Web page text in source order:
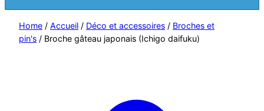
Home / Accueil / Déco et accessoires / Broches et
pin's / Broche gâteau japonais (Ichigo daifuku)